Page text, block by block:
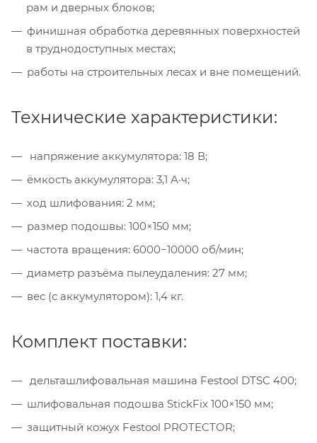
рам и дверных блоков;
финишная обработка деревянных поверхностей
в труднодоступных местах;
работы на строительных лесах и вне помещений.
Технические характеристики:
напряжение аккумулятора: 18 В;
ёмкость аккумулятора: 3,1 А·ч;
ход шлифования: 2 мм;
размер подошвы: 100×150 мм;
частота вращения: 6000−10000 об/мин;
диаметр разъёма пылеудаления: 27 мм;
вес (с аккумулятором): 1,4 кг.
Комплект поставки:
дельташлифовальная машина Festool DTSC 400;
шлифовальная подошва StickFix 100×150 мм;
защитный кожух Festool PROTECTOR;